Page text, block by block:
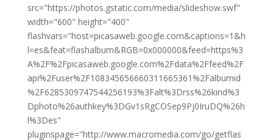
src="https://photos.gstatic.com/media/slideshow.swf"
width="600" height="400"
flashvars="host=picasaweb.google.com&captions=1&h
l=es&feat=flashalbum&RGB=0x000000&feed=https%3
A%2F%2Fpicasaweb.google.com%2Fdata%2Ffeed%2F
api%2Fuser%2F108345656660311665361%2Falbumid
%2F6285309747544256193%3Falt%3Drss%26kind%3
Dphoto%26authkey%3DGv1sRgCOSep9Pj0IruDQ%26h
l%3Des"
pluginspage="http://www.macromedia.com/go/getflas